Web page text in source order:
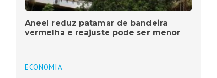
Aneel reduz patamar de bandeira
vermelha e reajuste pode ser menor
ECONOMIA